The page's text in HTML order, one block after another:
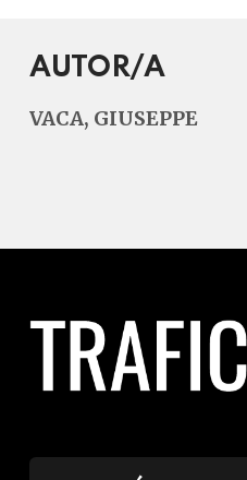
AUTOR/A
VACA, GIUSEPPE